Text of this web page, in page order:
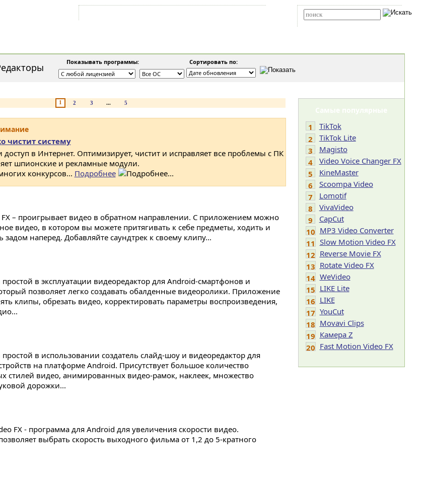
Показывать программы: Сортировать по:
1 2 3 ... 5
чистит систему
доступ в Интернет. Оптимизирует, чистит и исправляет все проблемы с ПК
шпионские и рекламные модули.
конкурсов... Подробнее
FX – проигрывает видео в обратном направлении. С приложением можно
видео, в котором вы можете притягивать к себе предметы, ходить и
задом наперед. Добавляйте саундтрек к своему клипу...
в эксплуатации видеоредактор для Android-смартфонов и
позволяет легко создавать обалденные видеоролики. Приложение
клипы, обрезать видео, корректировать параметры воспроизведения,
в использовании создатель слайд-шоу и видеоредактор для
на платформе Android. Присутствует большое количество
стилей видео, анимированных видео-рамок, наклеек, множество
дорожки...
FX - программа для Android для увеличения скорости видео.
выбрать скорость выходного фильма от 1,2 до 5-кратного
Самые популярные
1
TikTok
2
TikTok Lite
3
Magisto
4
Video Voice Changer FX
5
KineMaster
6
Scoompa Video
7
Lomotif
8
VivaVideo
9
CapCut
10 MP3 Video Converter
11 Slow Motion Video FX
12 Reverse Movie FX
13 Rotate Video FX
14 WeVideo
15 LIKE Lite
16 LIKE
17 YouCut
18 Movavi Clips
19 Камера Z
20 Fast Motion Video FX